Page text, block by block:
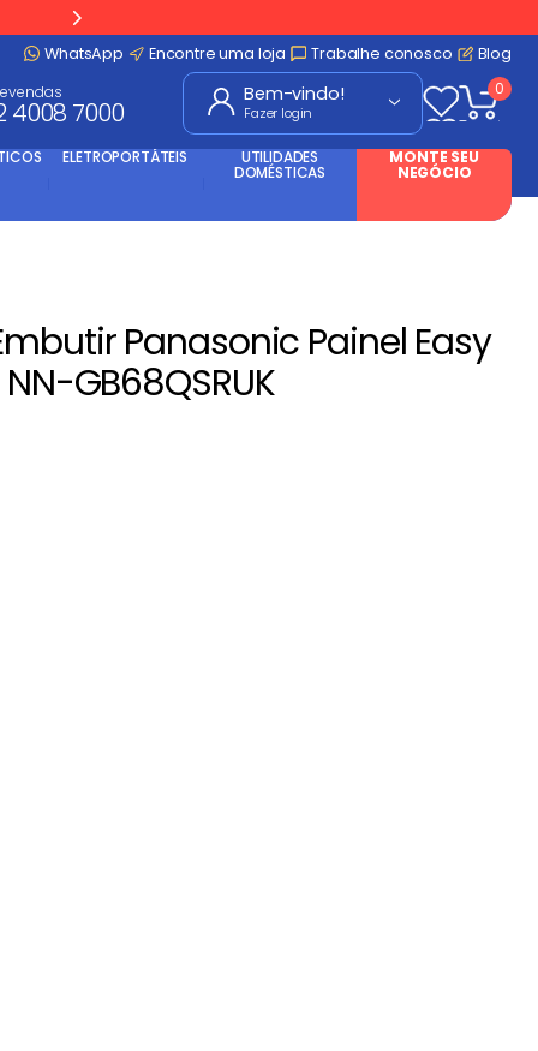
WhatsApp Encontre uma loja Trabalhe conosco
Blog
4008 7000 Fazer login
0
ELETROPORTÁTEIS UTILIDADES
DOMÉSTICAS
MONTE SEU
NEGÓCIO
Panasonic Painel Easy
GB68QSRUK